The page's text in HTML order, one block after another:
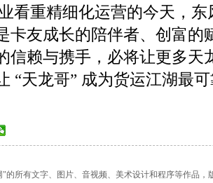
看重精细化运营的今天，
卡友成长的陪伴者、创富的
信赖与携手，必将让更多天
“天龙哥” 成为货运江湖最
的所有文字、图片、音视频、美术设计和程序等作品，